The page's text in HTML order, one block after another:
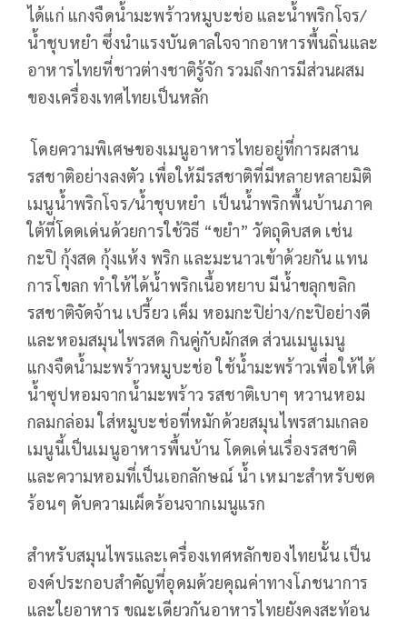
ได้แก่ แกงจืดน้ำมะพร้าวหมูบะช่อ และน้ำพริกโจร/
น้ำชุบหยำ ซึ่งนำแรงบันดาลใจจากอาหารพื้นถิ่นและ
อาหารไทยที่ชาวต่างชาติรู้จัก รวมถึงการมีส่วนผสม
ของเครื่องเทศไทยเป็นหลัก
โดยความพิเศษของเมนูอาหารไทยอยู่ที่การผสาน
รสชาติอย่างลงตัว เพื่อให้มีรสชาติที่มีหลายหลายมิติ
เมนูน้ำพริกโจร/น้ำชุบหยำ เป็นน้ำพริกพื้นบ้านภาค
ใต้ที่โดดเด่นด้วยการใช้วิธี “ขยำ” วัตถุดิบสด เช่น
กะปิ กุ้งสด กุ้งแห้ง พริก และมะนาวเข้าด้วยกัน แทน
การโขลก ทำให้ได้น้ำพริกเนื้อหยาบ มีน้ำขลุกขลิก
รสชาติจัดจ้าน เปรี้ยว เค็ม หอมกะปิย่าง/กะปิอย่างดี
และหอมสมุนไพรสด กินคู่กับผักสด ส่วนเมนูเมนู
แกงจืดน้ำมะพร้าวหมูบะช่อ ใช้น้ำมะพร้าวเพื่อให้ได้
น้ำซุปหอมจากน้ำมะพร้าว รสชาติเบาๆ หวานหอม
กลมกล่อม ใส่หมูบะช่อที่หมักด้วยสมุนไพรสามเกลอ
เมนูนี้เป็นเมนูอาหารพื้นบ้าน โดดเด่นเรื่องรสชาติ
และความหอมที่เป็นเอกลักษณ์ น้ำ เหมาะสำหรับซด
ร้อนๆ ดับความเผ็ดร้อนจากเมนูแรก
สำหรับสมุนไพรและเครื่องเทศหลักของไทยนั้น เป็น
องค์ประกอบสำคัญที่อุดมด้วยคุณค่าทางโภชนาการ
และใยอาหาร ขณะเดียวกันอาหารไทยยังคงสะท้อน